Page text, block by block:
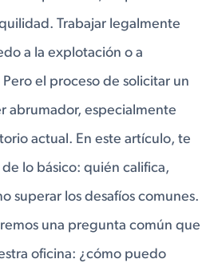
Trabajar legalmente
a la explotación o a
el proceso de solicitar un
abrumador, especialmente
actual. En este artículo, te
lo básico: quién califica,
superar los desafíos comunes.
una pregunta común que
oficina: ¿cómo puedo